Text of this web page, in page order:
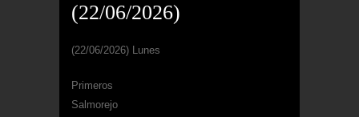
(22/06/2026)
(22/06/2026) Lunes
Primeros
Salmorejo